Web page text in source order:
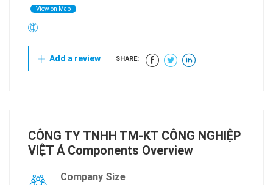
View on Map
Add a review SHARE:
CÔNG TY TNHH TM-KT CÔNG NGHIỆP
VIỆT Á Components Overview
Company Size